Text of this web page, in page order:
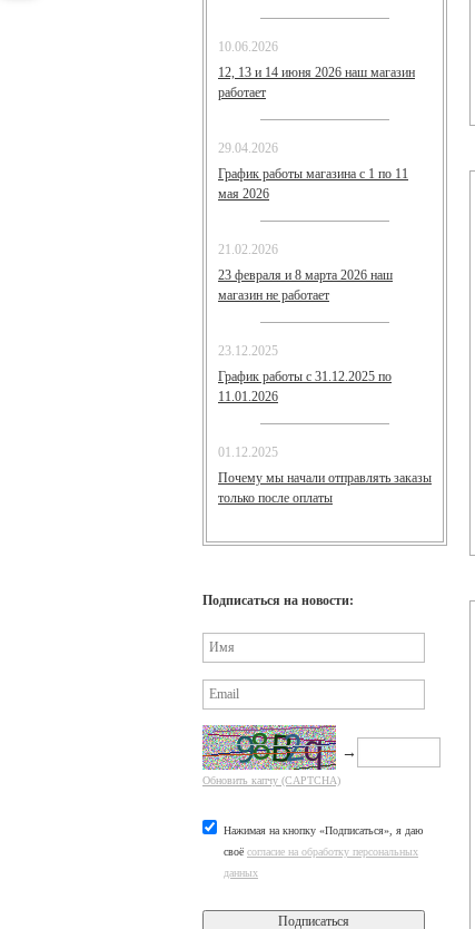
10.06.2026
12, 13 и 14 июня 2026 наш магазин
работает
29.04.2026
График работы магазина с 1 по 11
мая 2026
21.02.2026
23 февраля и 8 марта 2026 наш
магазин не работает
23.12.2025
График работы с 31.12.2025 по
11.01.2026
01.12.2025
Почему мы начали отправлять заказы
только после оплаты
Подписаться на новости:
→
Обновить капчу (CAPTCHA)
Нажимая на кнопку «Подписаться», я даю
своё согласие на обработку персональных
данных
Подписаться